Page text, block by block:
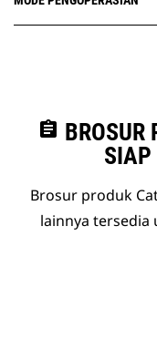
assignment BROSUR
SIAP
Brosur produk
lainnya tersedia